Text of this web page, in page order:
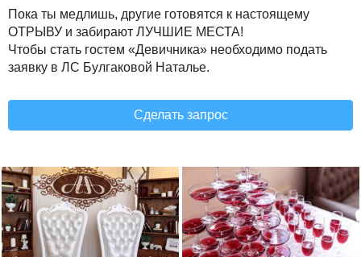
Пока ты медлишь, другие готовятся к настоящему
ОТРЫВУ и забирают ЛУЧШИЕ МЕСТА!
Чтобы стать гостем «Девичника» необходимо подать
заявку в ЛС Булгаковой Наталье.
Сделать запрос